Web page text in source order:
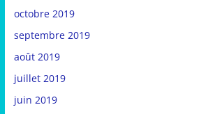
octobre 2019
septembre 2019
août 2019
juillet 2019
juin 2019